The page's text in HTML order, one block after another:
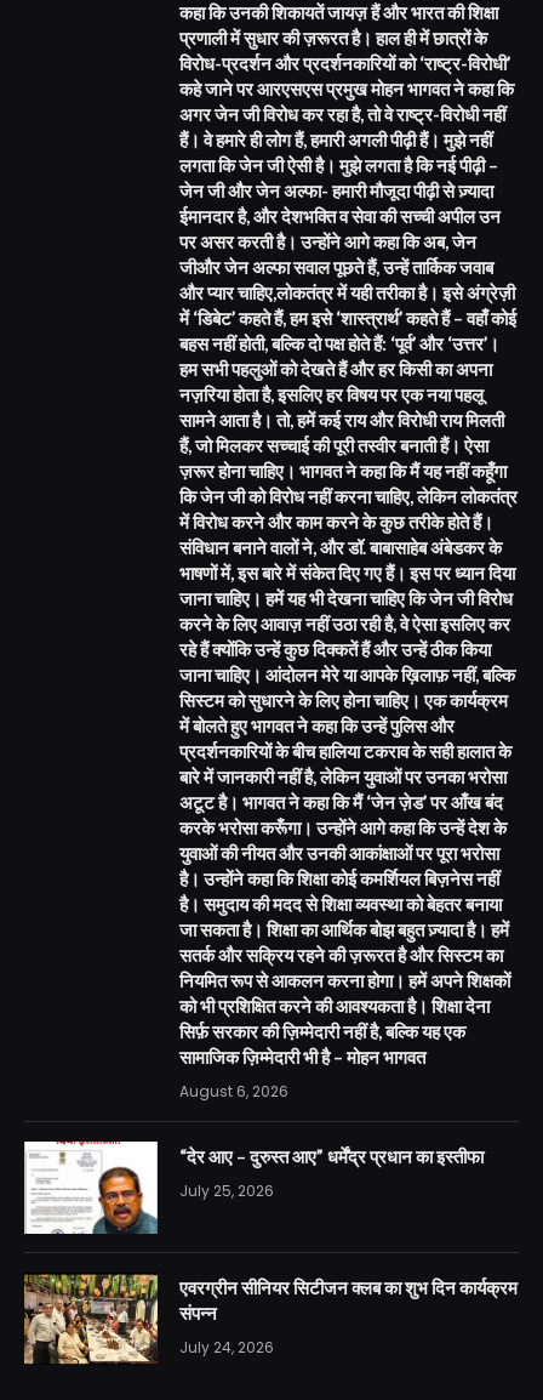
कहा कि उनकी शिकायतें जायज़ हैं और भारत की शिक्षा
प्रणाली में सुधार की ज़रूरत है। हाल ही में छात्रों के
विरोध-प्रदर्शन और प्रदर्शनकारियों को ‘राष्ट्र-विरोधी’
कहे जाने पर आरएसएस प्रमुख मोहन भागवत ने कहा कि
अगर जेन जी विरोध कर रहा है, तो वे राष्ट्र-विरोधी नहीं
हैं। वे हमारे ही लोग हैं, हमारी अगली पीढ़ी हैं। मुझे नहीं
लगता कि जेन जी ऐसी है। मुझे लगता है कि नई पीढ़ी –
जेन जी और जेन अल्फा- हमारी मौजूदा पीढ़ी से ज़्यादा
ईमानदार है, और देशभक्ति व सेवा की सच्ची अपील उन
पर असर करती है। उन्होंने आगे कहा कि अब, जेन
जीऔर जेन अल्फा सवाल पूछते हैं, उन्हें तार्किक जवाब
और प्यार चाहिए,लोकतंत्र में यही तरीका है। इसे अंग्रेज़ी
में ‘डिबेट’ कहते हैं, हम इसे ‘शास्त्रार्थ’ कहते हैं – वहाँ कोई
बहस नहीं होती, बल्कि दो पक्ष होते हैं: ‘पूर्व’ और ‘उत्तर’।
हम सभी पहलुओं को देखते हैं और हर किसी का अपना
नज़रिया होता है, इसलिए हर विषय पर एक नया पहलू
सामने आता है। तो, हमें कई राय और विरोधी राय मिलती
हैं, जो मिलकर सच्चाई की पूरी तस्वीर बनाती हैं। ऐसा
ज़रूर होना चाहिए। भागवत ने कहा कि मैं यह नहीं कहूँगा
कि जेन जी को विरोध नहीं करना चाहिए, लेकिन लोकतंत्र
में विरोध करने और काम करने के कुछ तरीके होते हैं।
संविधान बनाने वालों ने, और डॉ. बाबासाहेब अंबेडकर के
भाषणों में, इस बारे में संकेत दिए गए हैं। इस पर ध्यान दिया
जाना चाहिए। हमें यह भी देखना चाहिए कि जेन जी विरोध
करने के लिए आवाज़ नहीं उठा रही है, वे ऐसा इसलिए कर
रहे हैं क्योंकि उन्हें कुछ दिक्कतें हैं और उन्हें ठीक किया
जाना चाहिए। आंदोलन मेरे या आपके ख़िलाफ़ नहीं, बल्कि
सिस्टम को सुधारने के लिए होना चाहिए। एक कार्यक्रम
में बोलते हुए भागवत ने कहा कि उन्हें पुलिस और
प्रदर्शनकारियों के बीच हालिया टकराव के सही हालात के
बारे में जानकारी नहीं है, लेकिन युवाओं पर उनका भरोसा
अटूट है। भागवत ने कहा कि मैं ‘जेन ज़ेड’ पर आँख बंद
करके भरोसा करूँगा। उन्होंने आगे कहा कि उन्हें देश के
युवाओं की नीयत और उनकी आकांक्षाओं पर पूरा भरोसा
है। उन्होंने कहा कि शिक्षा कोई कमर्शियल बिज़नेस नहीं
है। समुदाय की मदद से शिक्षा व्यवस्था को बेहतर बनाया
जा सकता है। शिक्षा का आर्थिक बोझ बहुत ज़्यादा है। हमें
सतर्क और सक्रिय रहने की ज़रूरत है और सिस्टम का
नियमित रूप से आकलन करना होगा। हमें अपने शिक्षकों
को भी प्रशिक्षित करने की आवश्यकता है। शिक्षा देना
सिर्फ़ सरकार की ज़िम्मेदारी नहीं है, बल्कि यह एक
सामाजिक ज़िम्मेदारी भी है – मोहन भागवत
August 6, 2026
“देर आए – दुरुस्त आए” धर्मेंद्र प्रधान का इस्तीफा
July 25, 2026
एवरग्रीन सीनियर सिटीजन क्लब का शुभ दिन कार्यक्रम
संपन्न
July 24, 2026